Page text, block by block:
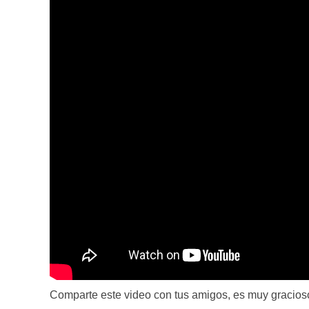
Comparte este video con tus amigos, es muy